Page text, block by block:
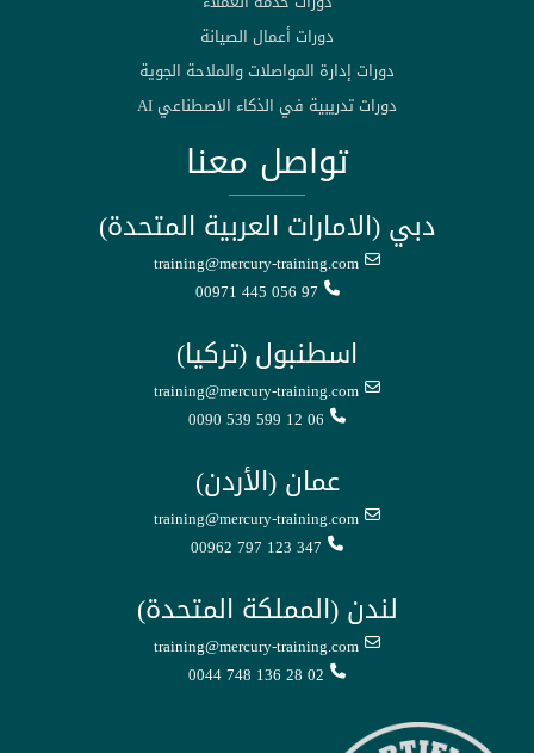
دورات أعمال الصيانة
دورات إدارة المواصلات والملاحة الجوية
دورات تدريبية في الذكاء الاصطناعي AI
تواصل معنا
دبي (الامارات العربية المتحدة)
training@mercury-training.com
00971 445 056 97
اسطنبول (تركيا)
training@mercury-training.com
0090 539 599 12 06
عمان (الأردن)
training@mercury-training.com
00962 797 123 347
لندن (المملكة المتحدة)
training@mercury-training.com
0044 748 136 28 02